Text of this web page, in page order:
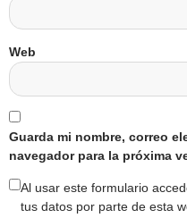
Web
Guarda mi nombre, correo
navegador para la próxima
Al usar este formulario
tus datos por parte de esta